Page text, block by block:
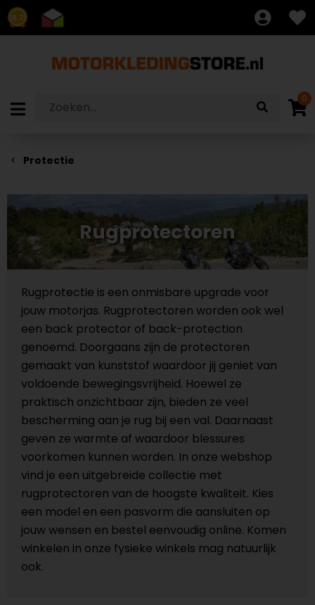
8.7
0
Protectie
Rugprotectoren
Rugprotectie is een onmisbare upgrade voor
jouw motorjas. Rugprotectoren worden ook wel
een back protector of back-protection
genoemd. Doorgaans zijn de protectoren
gemaakt van kunststof waardoor jij geniet van
voldoende bewegingsvrijheid. Hoewel ze
praktisch onzichtbaar zijn, bieden ze veel
bescherming aan je rug bij een val. Daarnaast
geven ze warmte af waardoor blessures
voorkomen kunnen worden. In onze webshop
vind je een uitgebreide collectie met
rugprotectoren van de hoogste kwaliteit. Kies
een model en een pasvorm die aansluiten op
jouw wensen en bestel eenvoudig online. Komen
winkelen in onze fysieke winkels mag natuurlijk
ook.